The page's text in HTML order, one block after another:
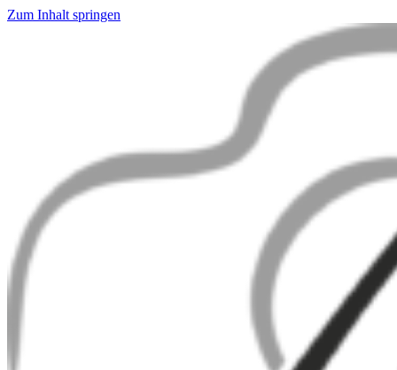
Zum Inhalt springen